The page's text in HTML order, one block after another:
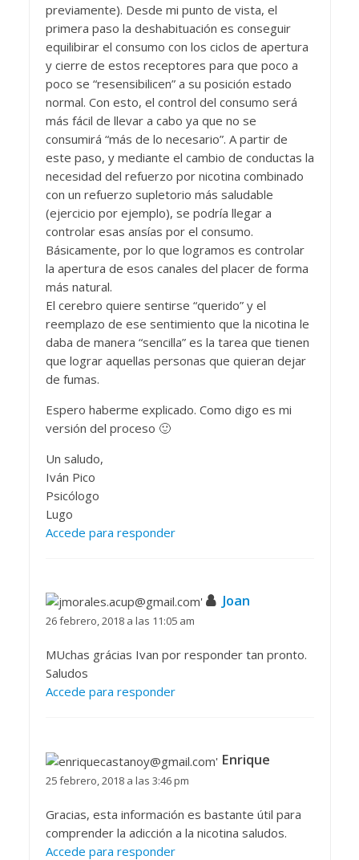
previamente). Desde mi punto de vista, el
primera paso la deshabituación es conseguir
equilibirar el consumo con los ciclos de apertura
y cierre de estos receptores para que poco a
poco se “resensibilicen” a su posición estado
normal. Con esto, el control del consumo será
más fácil de llevar a cabo ya que no se
consumirá “más de lo necesario”. A partir de
este paso, y mediante el cambio de conductas la
necesidad del refuerzo por nicotina combinado
con un refuerzo supletorio más saludable
(ejercicio por ejemplo), se podría llegar a
controlar esas ansías por el consumo.
Básicamente, por lo que logramos es controlar
la apertura de esos canales del placer de forma
más natural.
El cerebro quiere sentirse “querido” y el
reemplazo de ese sentimiento que la nicotina le
daba de manera “sencilla” es la tarea que tienen
que lograr aquellas personas que quieran dejar
de fumas.
Espero haberme explicado. Como digo es mi
versión del proceso 🙂
Un saludo,
Iván Pico
Psicólogo
Lugo
Accede para responder
Joan
26 febrero, 2018 a las 11:05 am
MUchas grácias Ivan por responder tan pronto.
Saludos
Accede para responder
Enrique
25 febrero, 2018 a las 3:46 pm
Gracias, esta información es bastante útil para
comprender la adicción a la nicotina saludos.
Accede para responder